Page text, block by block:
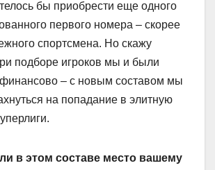
бы приобрести еще одного
первого номера – скорее
спортсмена. Но скажу
подборе игроков мы и были
– с новым составом мы
на попадание в элитную
в этом составе место вашему